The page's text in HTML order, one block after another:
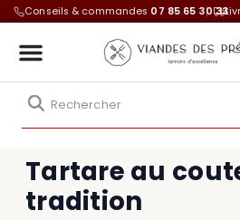
Conseils & commandes 07 85 65 30 33
Tartare au
tradition